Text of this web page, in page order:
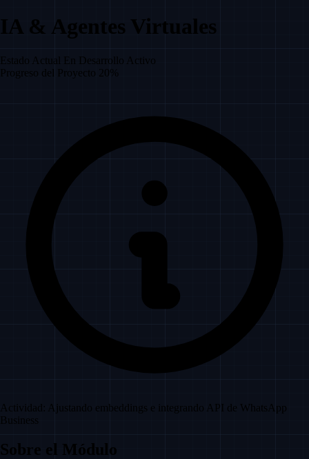
IA & Agentes Virtuales
Estado Actual
En Desarrollo Activo
Progreso del Proyecto 20%
Actividad: Ajustando embeddings e integrando API de WhatsApp
Business
Sobre el Módulo